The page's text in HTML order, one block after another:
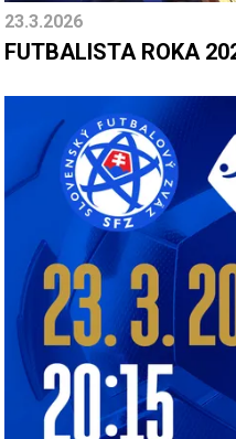
23.3.2026
FUTBALISTA ROKA